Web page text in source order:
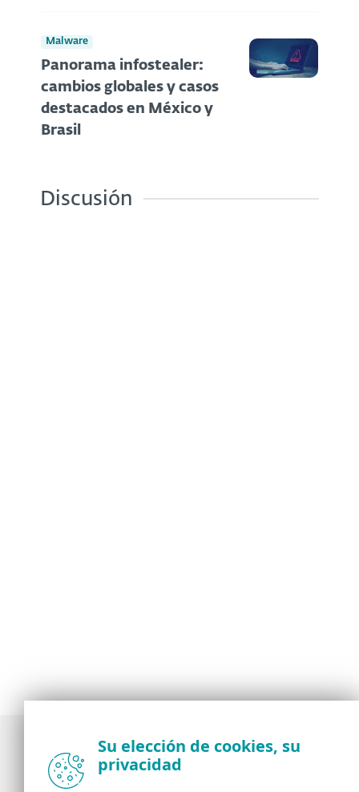
Malware
Panorama infostealer:
cambios globales y casos
destacados en México y
Brasil
Discusión
Noticias, opiniones y análisis de la comunidad de
Su elección de cookies, su
privacidad